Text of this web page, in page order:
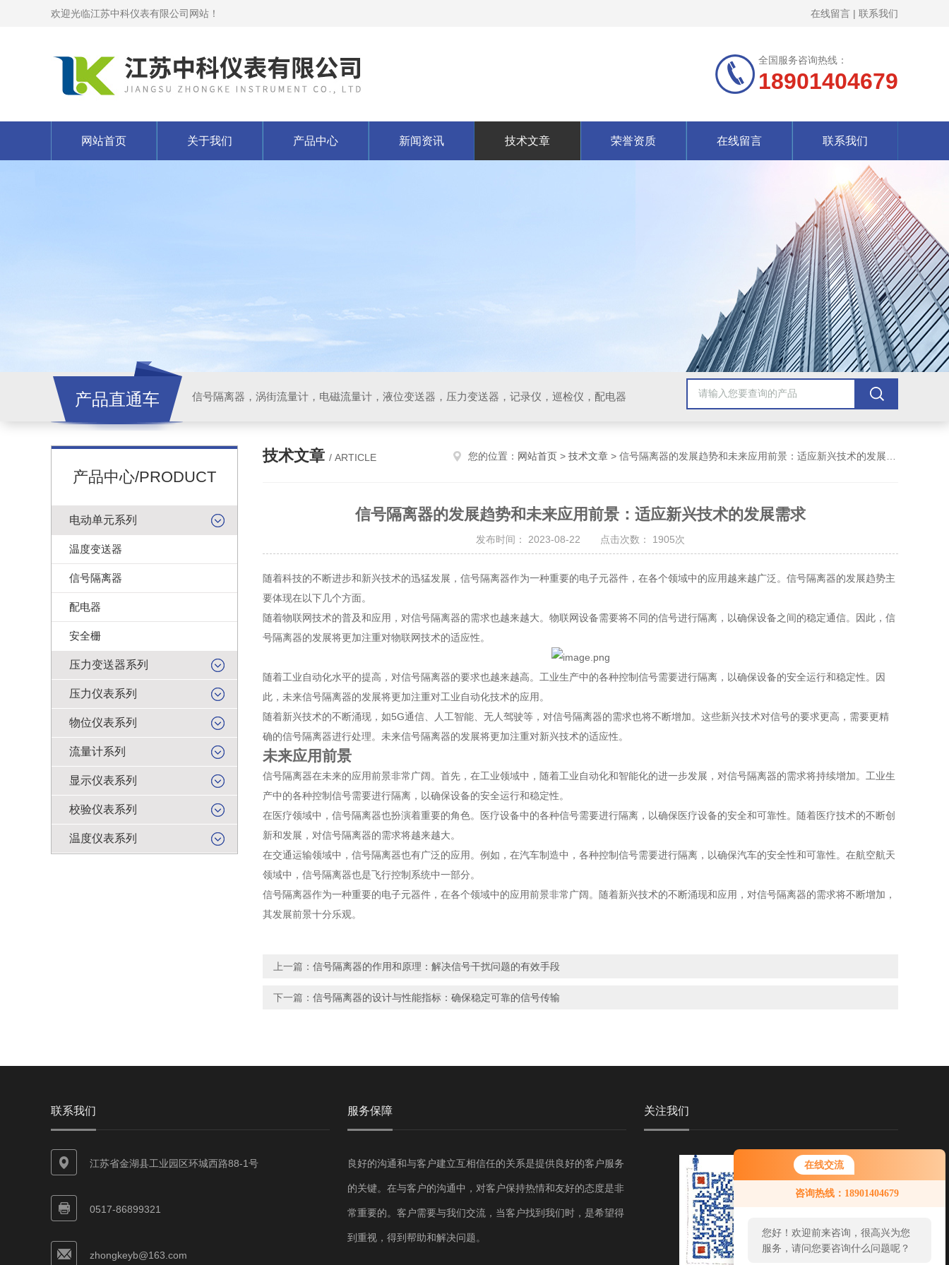
在线交流
咨询热线：18901404679
您好！欢迎前来咨询，很高兴为您
服务，请问您要咨询什么问题呢？
欢迎光临江苏中科仪表有限公司网站！ 在线留言 | 联系我们
全国服务咨询热线：
18901404679
网站首页 关于我们 产品中心 新闻资讯 技术文章 荣誉资质 在线留言 联系我们
产品直通车 信号隔离器，涡街流量计，电磁流量计，液位变送器，压力变送器，记录仪，巡检仪，配电器
产品中心/PRODUCT
电动单元系列
温度变送器
信号隔离器
配电器
安全栅
压力变送器系列
压力仪表系列
物位仪表系列
流量计系列
显示仪表系列
校验仪表系列
温度仪表系列
技术文章 / ARTICLE 您的位置： 网站首页 > 技术文章 > 信号隔离器的发展趋势和未来应用前景：适应新兴技术的发展需求
信号隔离器的发展趋势和未来应用前景：适应新兴技术的发展需求
发布时间： 2023-08-22 点击次数： 1905次
随着科技的不断进步和新兴技术的迅猛发展，信号隔离器作为一种重要的电子元器件，在各个领域中的应用越来越广泛。信号隔离器的发展趋势主
要体现在以下几个方面。
随着物联网技术的普及和应用，对信号隔离器的需求也越来越大。物联网设备需要将不同的信号进行隔离，以确保设备之间的稳定通信。因此，信
号隔离器的发展将更加注重对物联网技术的适应性。
随着工业自动化水平的提高，对信号隔离器的要求也越来越高。工业生产中的各种控制信号需要进行隔离，以确保设备的安全运行和稳定性。因
此，未来信号隔离器的发展将更加注重对工业自动化技术的应用。
随着新兴技术的不断涌现，如5G通信、人工智能、无人驾驶等，对信号隔离器的需求也将不断增加。这些新兴技术对信号的要求更高，需要更精
确的信号隔离器进行处理。未来信号隔离器的发展将更加注重对新兴技术的适应性。
未来应用前景
信号隔离器在未来的应用前景非常广阔。首先，在工业领域中，随着工业自动化和智能化的进一步发展，对信号隔离器的需求将持续增加。工业生
产中的各种控制信号需要进行隔离，以确保设备的安全运行和稳定性。
在医疗领域中，信号隔离器也扮演着重要的角色。医疗设备中的各种信号需要进行隔离，以确保医疗设备的安全和可靠性。随着医疗技术的不断创
新和发展，对信号隔离器的需求将越来越大。
在交通运输领域中，信号隔离器也有广泛的应用。例如，在汽车制造中，各种控制信号需要进行隔离，以确保汽车的安全性和可靠性。在航空航天
领域中，信号隔离器也是飞行控制系统中一部分。
信号隔离器作为一种重要的电子元器件，在各个领域中的应用前景非常广阔。随着新兴技术的不断涌现和应用，对信号隔离器的需求将不断增加，
其发展前景十分乐观。
上一篇： 信号隔离器的作用和原理：解决信号干扰问题的有效手段
下一篇： 信号隔离器的设计与性能指标：确保稳定可靠的信号传输
联系我们
江苏省金湖县工业园区环城西路88-1号
0517-86899321
zhongkeyb@163.com
服务保障
良好的沟通和与客户建立互相信任的关系是提供良好的客户服务
的关键。在与客户的沟通中，对客户保持热情和友好的态度是非
常重要的。客户需要与我们交流，当客户找到我们时，是希望得
到重视，得到帮助和解决问题。
关注我们